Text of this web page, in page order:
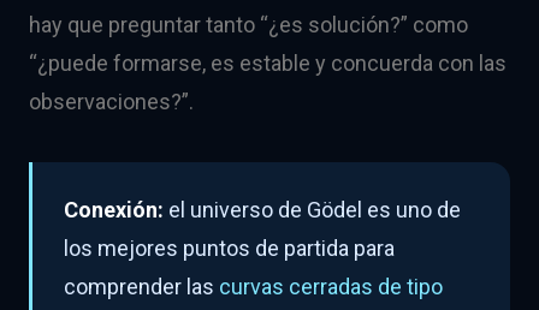
hay que preguntar tanto “¿es solución?” como
“¿puede formarse, es estable y concuerda con las
observaciones?”.
Conexión: el universo de Gödel es uno de
los mejores puntos de partida para
comprender las curvas cerradas de tipo